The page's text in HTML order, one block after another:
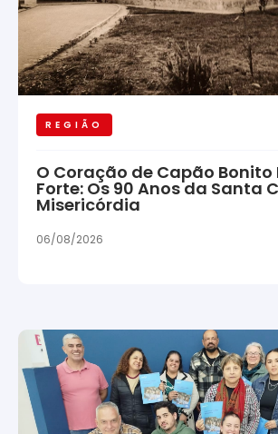
REGIÃO
O Coração de Capão Bonito
Forte: Os 90 Anos da Santa
Misericórdia
06/08/2026